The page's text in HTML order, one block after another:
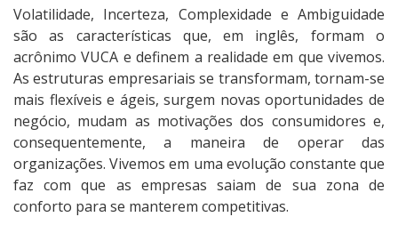
Volatilidade, Incerteza, Complexidade e Ambiguidade
são as características que, em inglês, formam o
acrônimo VUCA e definem a realidade em que vivemos.
As estruturas empresariais se transformam, tornam-se
mais flexíveis e ágeis, surgem novas oportunidades de
negócio, mudam as motivações dos consumidores e,
consequentemente, a maneira de operar das
organizações. Vivemos em uma evolução constante que
faz com que as empresas saiam de sua zona de
conforto para se manterem competitivas.